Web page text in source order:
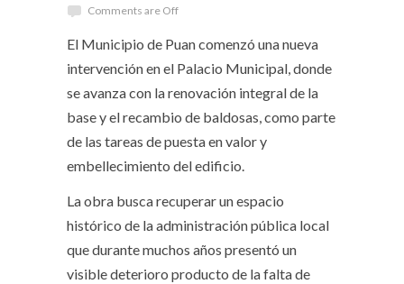
Comments are Off
El Municipio de Puan comenzó una nueva
intervención en el Palacio Municipal, donde
se avanza con la renovación integral de la
base y el recambio de baldosas, como parte
de las tareas de puesta en valor y
embellecimiento del edificio.
La obra busca recuperar un espacio
histórico de la administración pública local
que durante muchos años presentó un
visible deterioro producto de la falta de